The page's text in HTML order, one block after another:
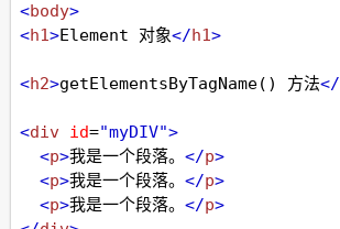
<body>
<h1>Element 对象</h1>
<h2>getElementsByTagName() 方法</
<div id="myDIV">
<p>我是一个段落。 </p>
<p>我是一个段落。 </p>
<p>我是一个段落。 </p>